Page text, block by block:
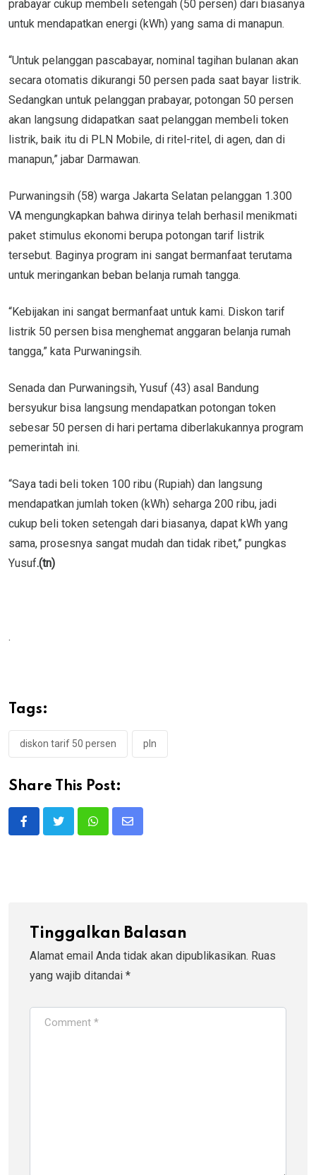
prabayar cukup membeli setengah (50 persen) dari biasanya
untuk mendapatkan energi (kWh) yang sama di manapun.
“Untuk pelanggan pascabayar, nominal tagihan bulanan akan
secara otomatis dikurangi 50 persen pada saat bayar listrik.
Sedangkan untuk pelanggan prabayar, potongan 50 persen
akan langsung didapatkan saat pelanggan membeli token
listrik, baik itu di PLN Mobile, di ritel-ritel, di agen, dan di
manapun,” jabar Darmawan.
Purwaningsih (58) warga Jakarta Selatan pelanggan 1.300
VA mengungkapkan bahwa dirinya telah berhasil menikmati
paket stimulus ekonomi berupa potongan tarif listrik
tersebut. Baginya program ini sangat bermanfaat terutama
untuk meringankan beban belanja rumah tangga.
“Kebijakan ini sangat bermanfaat untuk kami. Diskon tarif
listrik 50 persen bisa menghemat anggaran belanja rumah
tangga,” kata Purwaningsih.
Senada dan Purwaningsih, Yusuf (43) asal Bandung
bersyukur bisa langsung mendapatkan potongan token
sebesar 50 persen di hari pertama diberlakukannya program
pemerintah ini.
“Saya tadi beli token 100 ribu (Rupiah) dan langsung
mendapatkan jumlah token (kWh) seharga 200 ribu, jadi
cukup beli token setengah dari biasanya, dapat kWh yang
sama, prosesnya sangat mudah dan tidak ribet,” pungkas
Yusuf.(tn)
.
Tags:
diskon tarif 50 persen pln
Share This Post:
WhatsappShare
Tinggalkan Balasan
Alamat email Anda tidak akan dipublikasikan. Ruas
yang wajib ditandai *